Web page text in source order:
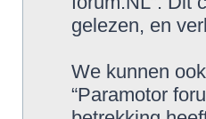
gelezen, en
We kunnen
“Paramotor